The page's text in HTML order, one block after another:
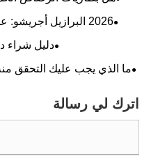
​2026 البرازيل أجريشو:
على مخطط جديد لتحديث
دليل شراء دراجة
ما الذي يجب عليك التحقق منه أثناء
اترك لي رسالة